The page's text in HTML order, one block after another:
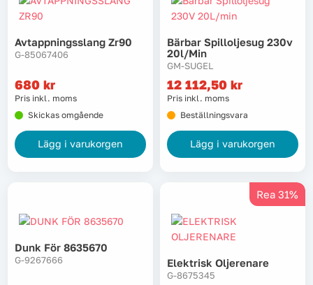
Tryckluft
Trädgård & utemiljö
Tvätt
Verktyg
Kampanjer
Avtappningsslang Zr90
G-85067406
680 kr
Pris inkl. moms
Skickas omgående
Lägg i varukorgen
Bärbar Spilloljesug 230v
20l/min
GM-SUGEL
12 112,50 kr
Pris inkl. moms
Beställningsvara
Lägg i varukorgen
Dunk För 8635670
G-9267666
Rea 31%
Elektrisk Oljerenare
G-8675345